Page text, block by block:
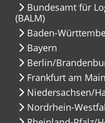
Bundesamt für
(BALM)
Baden-
Bayern
Berlin/
Frankfurt am
Niedersachsen/
Nordrhein-